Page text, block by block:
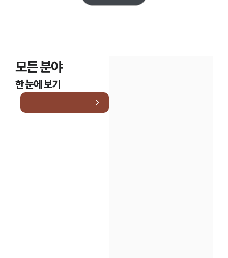
모든 분야
한 눈에 보기